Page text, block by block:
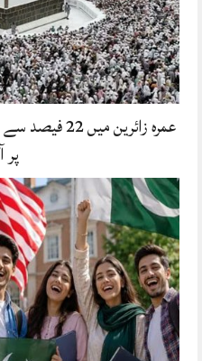
عمرہ زائرین
پر